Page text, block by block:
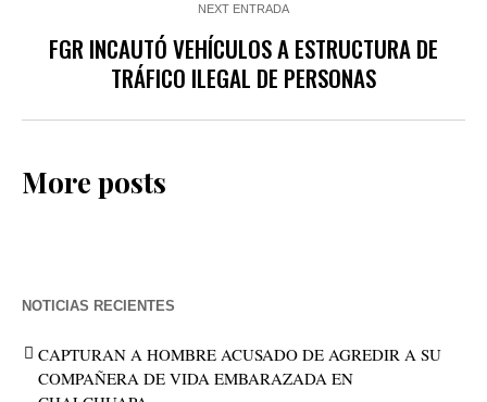
NEXT ENTRADA
FGR INCAUTÓ VEHÍCULOS A ESTRUCTURA DE
TRÁFICO ILEGAL DE PERSONAS
More posts
NOTICIAS RECIENTES
CAPTURAN A HOMBRE ACUSADO DE AGREDIR A SU
COMPAÑERA DE VIDA EMBARAZADA EN